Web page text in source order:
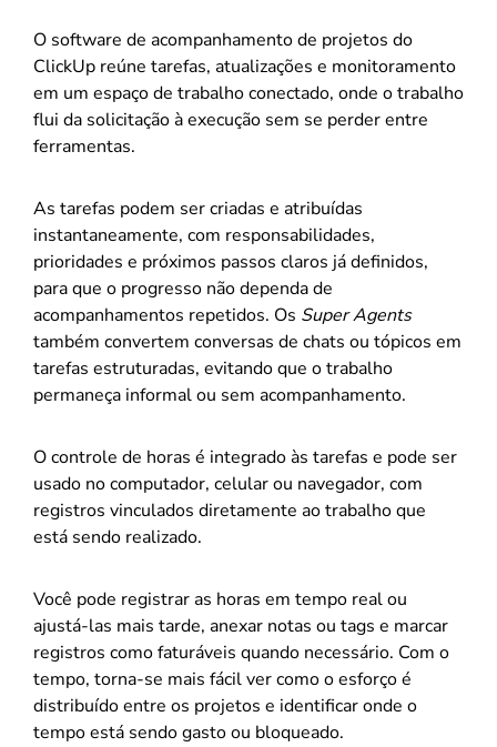
O software de acompanhamento de projetos do
ClickUp reúne tarefas, atualizações e monitoramento
em um espaço de trabalho conectado, onde o trabalho
flui da solicitação à execução sem se perder entre
ferramentas.
As tarefas podem ser criadas e atribuídas
instantaneamente, com responsabilidades,
prioridades e próximos passos claros já definidos,
para que o progresso não dependa de
acompanhamentos repetidos. Os Super Agents
também convertem conversas de chats ou tópicos em
tarefas estruturadas, evitando que o trabalho
permaneça informal ou sem acompanhamento.
O controle de horas é integrado às tarefas e pode ser
usado no computador, celular ou navegador, com
registros vinculados diretamente ao trabalho que
está sendo realizado.
Você pode registrar as horas em tempo real ou
ajustá-las mais tarde, anexar notas ou tags e marcar
registros como faturáveis quando necessário. Com o
tempo, torna-se mais fácil ver como o esforço é
distribuído entre os projetos e identificar onde o
tempo está sendo gasto ou bloqueado.